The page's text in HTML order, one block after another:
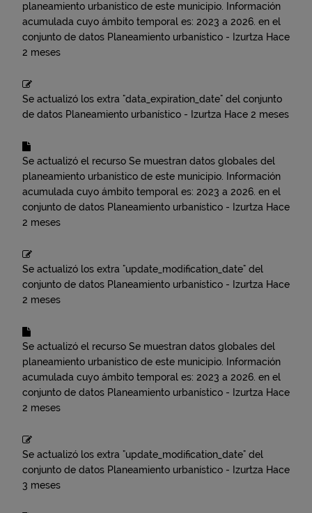
planeamiento urbanístico de este municipio. Información
acumulada cuyo ámbito temporal es: 2023 a 2026. en el
conjunto de datos Planeamiento urbanístico - Izurtza Hace
2 meses
Se actualizó los extra "data_expiration_date" del conjunto
de datos Planeamiento urbanístico - Izurtza Hace 2 meses
Se actualizó el recurso Se muestran datos globales del
planeamiento urbanístico de este municipio. Información
acumulada cuyo ámbito temporal es: 2023 a 2026. en el
conjunto de datos Planeamiento urbanístico - Izurtza Hace
2 meses
Se actualizó los extra "update_modification_date" del
conjunto de datos Planeamiento urbanístico - Izurtza Hace
2 meses
Se actualizó el recurso Se muestran datos globales del
planeamiento urbanístico de este municipio. Información
acumulada cuyo ámbito temporal es: 2023 a 2026. en el
conjunto de datos Planeamiento urbanístico - Izurtza Hace
2 meses
Se actualizó los extra "update_modification_date" del
conjunto de datos Planeamiento urbanístico - Izurtza Hace
3 meses